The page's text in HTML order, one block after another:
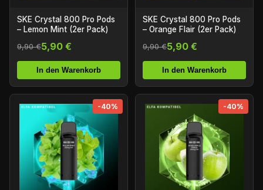
SKE Crystal 800 Pro Pods
– Lemon Mint (2er Pack)
9,90 €5,90 €
In den Warenkorb
SKE Crystal 800 Pro Pods
– Orange Flair (2er Pack)
9,90 €5,90 €
In den Warenkorb
-40% -40%